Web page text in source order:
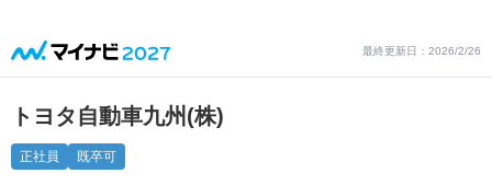
最終更新日：2026/2/26
トヨタ自動車九州(株)
正社員 既卒可